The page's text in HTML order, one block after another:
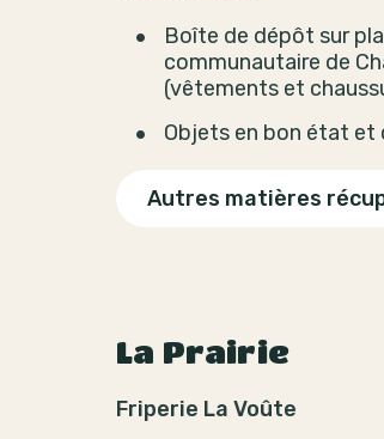
Boîte de dépôt sur
communautaire de
(vêtements et
Objets en bon état
Autres matières
La Prairie
Friperie La Voûte